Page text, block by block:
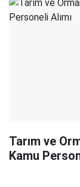
Tarım ve
Kamu